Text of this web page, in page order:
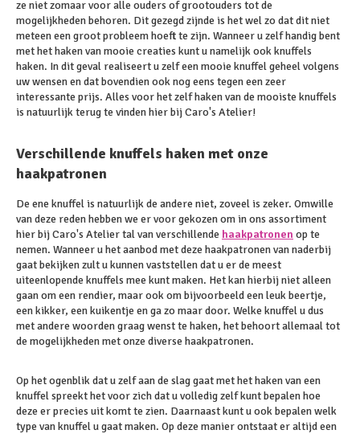
ze niet zomaar voor alle ouders of grootouders tot de
mogelijkheden behoren. Dit gezegd zijnde is het wel zo dat dit niet
meteen een groot probleem hoeft te zijn. Wanneer u zelf handig bent
met het haken van mooie creaties kunt u namelijk ook knuffels
haken. In dit geval realiseert u zelf een mooie knuffel geheel volgens
uw wensen en dat bovendien ook nog eens tegen een zeer
interessante prijs. Alles voor het zelf haken van de mooiste knuffels
is natuurlijk terug te vinden hier bij Caro's Atelier!
Verschillende knuffels haken met onze
haakpatronen
De ene knuffel is natuurlijk de andere niet, zoveel is zeker. Omwille
van deze reden hebben we er voor gekozen om in ons assortiment
hier bij Caro's Atelier tal van verschillende haakpatronen op te
nemen. Wanneer u het aanbod met deze haakpatronen van naderbij
gaat bekijken zult u kunnen vaststellen dat u er de meest
uiteenlopende knuffels mee kunt maken. Het kan hierbij niet alleen
gaan om een rendier, maar ook om bijvoorbeeld een leuk beertje,
een kikker, een kuikentje en ga zo maar door. Welke knuffel u dus
met andere woorden graag wenst te haken, het behoort allemaal tot
de mogelijkheden met onze diverse haakpatronen.
Op het ogenblik dat u zelf aan de slag gaat met het haken van een
knuffel spreekt het voor zich dat u volledig zelf kunt bepalen hoe
deze er precies uit komt te zien. Daarnaast kunt u ook bepalen welk
type van knuffel u gaat maken. Op deze manier ontstaat er altijd een